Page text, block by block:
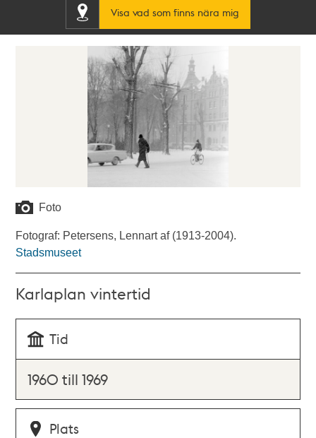
Visa vad som finns nära mig
Foto
Fotograf: Petersens, Lennart af (1913-2004).
Stadsmuseet
Karlaplan vintertid
Tid
1960 till 1969
Plats